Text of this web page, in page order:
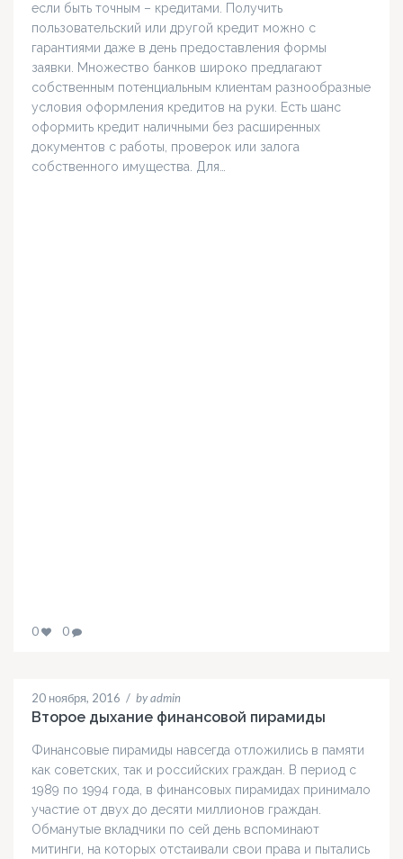
если быть точным – кредитами. Получить
пользовательский или другой кредит можно с
гарантиями даже в день предоставления формы
заявки. Множество банков широко предлагают
собственным потенциальным клиентам разнообразные
условия оформления кредитов на руки. Есть шанс
оформить кредит наличными без расширенных
документов с работы, проверок или залога
собственного имущества. Для…
0 0
20 ноября, 2016 / by admin
Второе дыхание финансовой пирамиды
Финансовые пирамиды навсегда отложились в памяти
как советских, так и российских граждан. В период с
1989 по 1994 года, в финансовых пирамидах принимало
участие от двух до десяти миллионов граждан.
Обманутые вкладчики по сей день вспоминают
митинги, на которых отстаивали свои права и пытались